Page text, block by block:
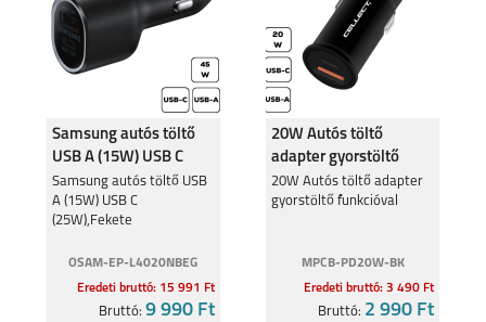
Samsung autós töltő
USB A (15W) USB C
(25W),Fekete
Samsung autós töltő USB
A (15W) USB C
(25W),Fekete
OSAM-EP-L4020NBEG
Eredeti bruttó: 15 991 Ft
Bruttó: 9 990 Ft
20W Autós töltő
adapter gyorstöltő
funkcióval
20W Autós töltő adapter
gyorstöltő funkcióval
MPCB-PD20W-BK
Eredeti bruttó: 3 490 Ft
Bruttó: 2 990 Ft